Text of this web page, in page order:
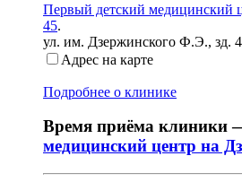
Первый детский медицинский
45.
ул. им. Дзержинского Ф.Э., зд.
Адрес на карте
Подробнее о клинике
Время приёма клиники
медицинский центр на